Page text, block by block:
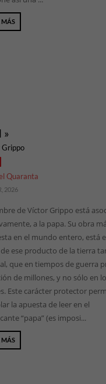
MÁS
»
Quaranta
2026
de Víctor Grippo está
a la papa. Su obra
en el mundo entero, está
ese producto de la tierra
que en tiempos de guerra
de millones, y no sólo en
Este carácter protector
la apuesta de leer en el
“papa” (es imposi...
MÁS